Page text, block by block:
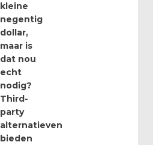
kleine
negentig
dollar,
maar is
dat nou
echt
nodig?
Third-
party
alternatieven
bieden